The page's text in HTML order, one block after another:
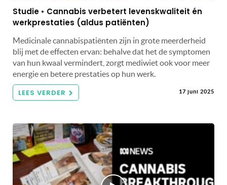
Studie • Cannabis verbetert levenskwaliteit én
werkprestaties (aldus patiënten)
Medicinale cannabispatiënten zijn in grote meerderheid
blij met de effecten ervan: behalve dat het de symptomen
van hun kwaal vermindert, zorgt mediwiet ook voor meer
energie en betere prestaties op hun werk.
LEES VERDER 17 juni 2025